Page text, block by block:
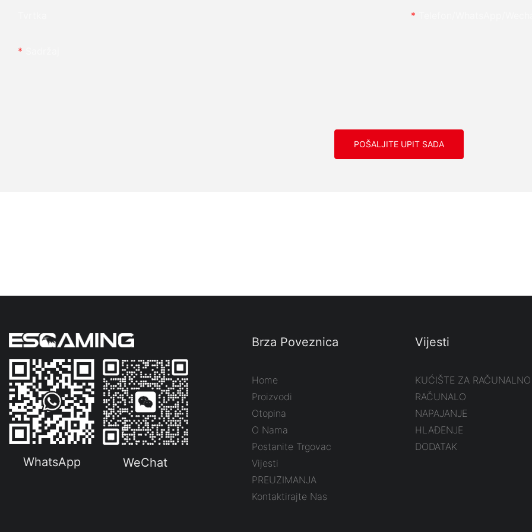
POŠALJITE UPIT SADA
WhatsApp WeChat
Brza Poveznica
Home
Proizvodi
Otopina
O Nama
Postanite Trgovac
Vijesti
PREUZIMANJA
Kontaktirajte Nas
Vijesti
KUĆIŠTE ZA RAČUNALNO
RAČUNALO
NAPAJANJE
HLAĐENJE
DODATAK